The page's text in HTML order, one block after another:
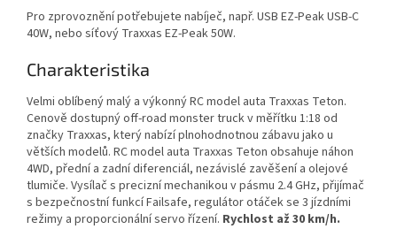
Pro zprovoznění potřebujete nabíječ, např. USB EZ-Peak USB-C
40W, nebo síťový Traxxas EZ-Peak 50W.
Charakteristika
Velmi oblíbený malý a výkonný RC model auta Traxxas Teton.
Cenově dostupný off-road monster truck v měřítku 1:18 od
značky Traxxas, který nabízí plnohodnotnou zábavu jako u
větších modelů. RC model auta Traxxas Teton obsahuje náhon
4WD, přední a zadní diferenciál, nezávislé zavěšení a olejové
tlumiče. Vysílač s precizní mechanikou v pásmu 2.4 GHz, přijímač
s bezpečnostní funkcí Failsafe, regulátor otáček se 3 jízdními
režimy a proporcionální servo řízení. Rychlost až 30 km/h.